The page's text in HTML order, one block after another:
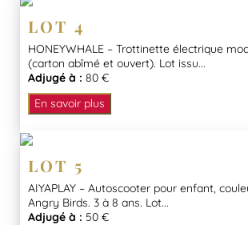
LOT 4
HONEYWHALE – Trottinette électrique
(carton abîmé et ouvert). Lot issu...
Adjugé à : 80 €
En savoir plus
LOT 5
AIYAPLAY – Autoscooter pour enfant,
Angry Birds. 3 à 8 ans. Lot...
Adjugé à : 50 €